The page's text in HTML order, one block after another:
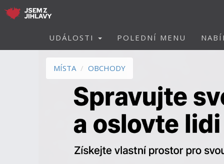
UDÁLOSTI POLEDNÍ MENU
MÍSTA OBCHODY